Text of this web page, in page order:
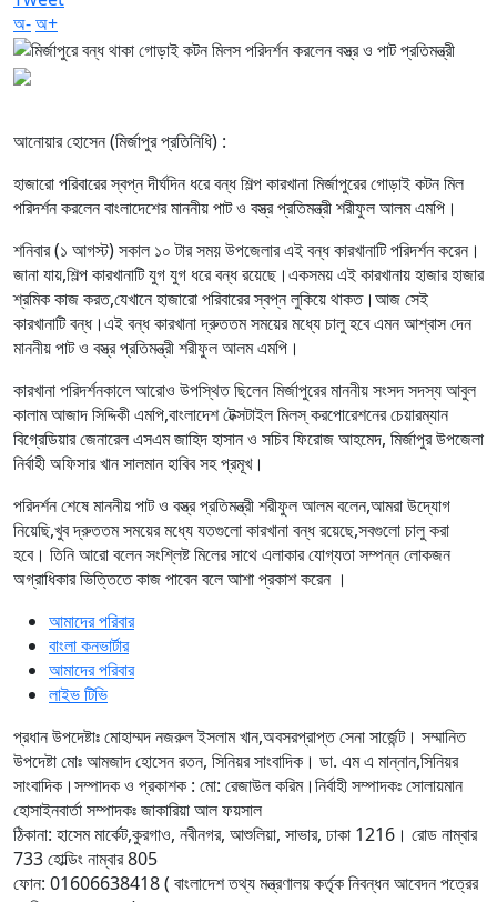
অ-অ+
আনোয়ার হোসেন (মির্জাপুর প্রতিনিধি) :
হাজারো পরিবারের স্বপ্ন দীর্ঘদিন ধরে বন্ধ শিল্প কারখানা মির্জাপুরের গোড়াই কটন মিল
পরিদর্শন করলেন বাংলাদেশের মাননীয় পাট ও বস্ত্র প্রতিমন্ত্রী শরীফুল আলম এমপি।
শনিবার (১ আগস্ট) সকাল ১০ টার সময় উপজেলার এই বন্ধ কারখানাটি পরিদর্শন করেন।
জানা যায়,শিল্প কারখানাটি যুগ যুগ ধরে বন্ধ রয়েছে।একসময় এই কারখানায় হাজার হাজার
শ্রমিক কাজ করত,যেখানে হাজারো পরিবারের স্বপ্ন লুকিয়ে থাকত।আজ সেই
কারখানাটি বন্ধ।এই বন্ধ কারখানা দ্রুততম সময়ের মধ্যে চালু হবে এমন আশ্বাস দেন
মাননীয় পাট ও বস্ত্র প্রতিমন্ত্রী শরীফুল আলম এমপি।
কারখানা পরিদর্শনকালে আরোও উপস্থিত ছিলেন মির্জাপুরের মাননীয় সংসদ সদস্য আবুল
কালাম আজাদ সিদ্দিকী এমপি,বাংলাদেশ টেক্সটাইল মিলস্ করপোরেশনের চেয়ারম্যান
বিগ্রেডিয়ার জেনারেল এসএম জাহিদ হাসান ও সচিব ফিরোজ আহমেদ, মির্জাপুর উপজেলা
নির্বাহী অফিসার খান সালমান হাবিব সহ প্রমূখ।
পরিদর্শন শেষে মাননীয় পাট ও বস্ত্র প্রতিমন্ত্রী শরীফুল আলম বলেন,আমরা উদ্যোগ
নিয়েছি,খুব দ্রুততম সময়ের মধ্যে যতগুলো কারখানা বন্ধ রয়েছে,সবগুলো চালু করা
হবে। তিনি আরো বলেন সংশ্লিষ্ট মিলের সাথে এলাকার যোগ্যতা সম্পন্ন লোকজন
অগ্রাধিকার ভিত্তিতে কাজ পাবেন বলে আশা প্রকাশ করেন ।
আমাদের পরিবার
বাংলা কনভার্টার
আমাদের পরিবার
লাইভ টিভি
প্রধান উপদেষ্টাঃ মোহাম্মদ নজরুল ইসলাম খান,অবসরপ্রাপ্ত সেনা সার্জেন্ট। সম্মানিত
উপদেষ্টা মোঃ আমজাদ হোসেন রতন, সিনিয়র সাংবাদিক। ডা. এম এ মান্নান,সিনিয়র
সাংবাদিক।সম্পাদক ও প্রকাশক : মো: রেজাউল করিম।নির্বাহী সম্পাদকঃ সোলায়মান
হোসাইনবার্তা সম্পাদকঃ জাকারিয়া আল ফয়সাল
ঠিকানা: হাসেম মার্কেট,কুরগাও, নবীনগর, আশুলিয়া, সাভার, ঢাকা 1216। রোড নাম্বার
733 হোল্ডিং নাম্বার 805
ফোন: 01606638418 ( বাংলাদেশ তথ্য মন্ত্রণালয় কর্তৃক নিবন্ধন আবেদন পত্রের